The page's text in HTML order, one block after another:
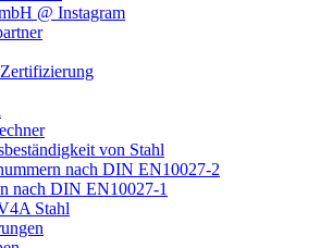
@ Instagram
von Stahl
nach DIN EN10027-2
nach DIN EN10027-1
Stahl